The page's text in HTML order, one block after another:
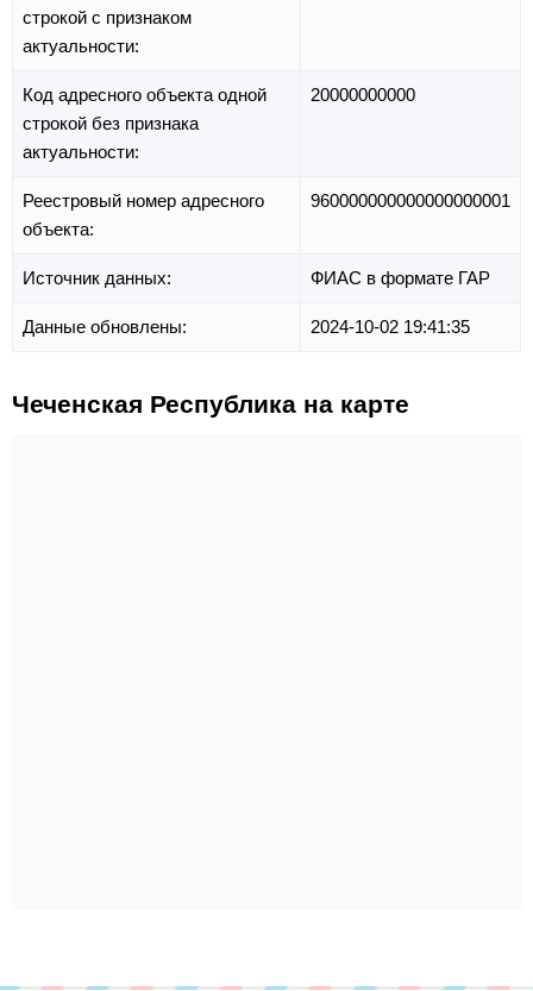
строкой с признаком
актуальности:
Код адресного объекта одной
строкой без признака
актуальности:
20000000000
Реестровый номер адресного
объекта:
960000000000000000001
Источник данных: ФИАС в формате ГАР
Данные обновлены: 2024-10-02 19:41:35
Чеченская Республика на карте